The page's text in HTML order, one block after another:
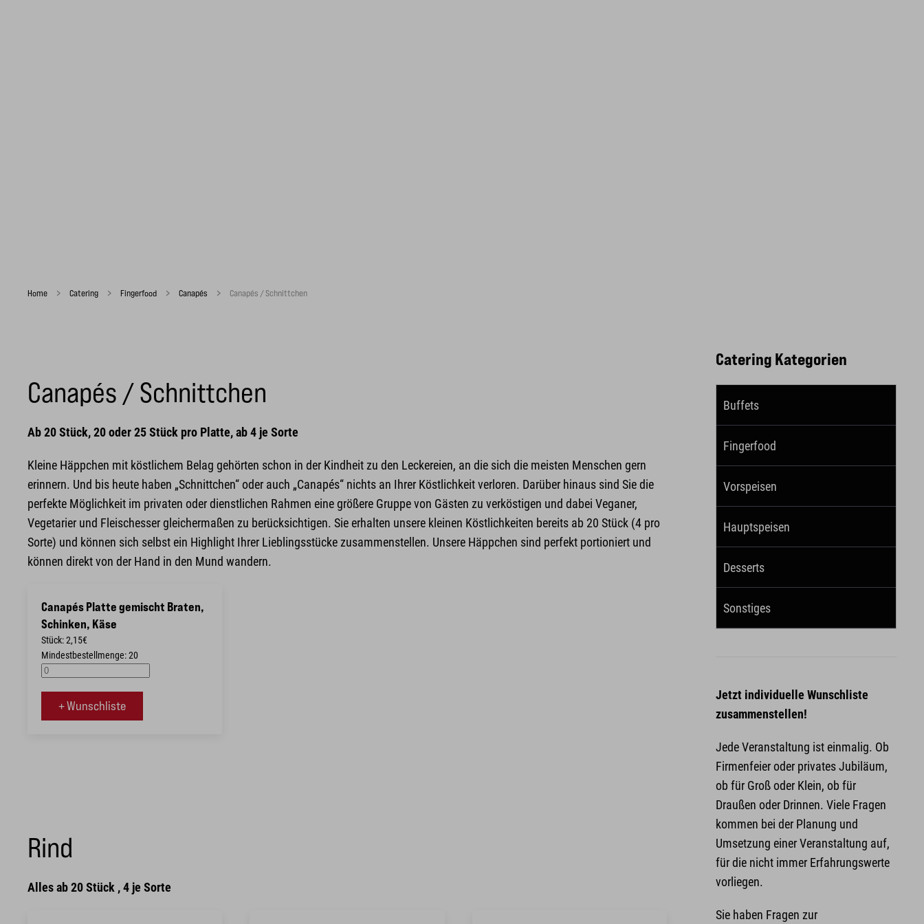
Home Catering Fingerfood Canapés Canapés / Schnittchen
Canapés / Schnittchen
Ab 20 Stück, 20 oder 25 Stück pro Platte, ab 4 je Sorte
Kleine Häppchen mit köstlichem Belag gehörten schon in der Kindheit zu den Leckereien, an die sich die meisten Menschen gern
erinnern. Und bis heute haben „Schnittchen“ oder auch „Canapés“ nichts an Ihrer Köstlichkeit verloren. Darüber hinaus sind Sie die
perfekte Möglichkeit im privaten oder dienstlichen Rahmen eine größere Gruppe von Gästen zu verköstigen und dabei Veganer,
Vegetarier und Fleischesser gleichermaßen zu berücksichtigen. Sie erhalten unsere kleinen Köstlichkeiten bereits ab 20 Stück (4 pro
Sorte) und können sich selbst ein Highlight Ihrer Lieblingsstücke zusammenstellen. Unsere Häppchen sind perfekt portioniert und
können direkt von der Hand in den Mund wandern.
Canapés Platte gemischt Braten,
Schinken, Käse
Stück: 2,15€
Mindestbestellmenge: 20
+ Wunschliste
Rind
Alles ab 20 Stück , 4 je Sorte
Catering Kategorien
Buffets
Fingerfood
Vorspeisen
Hauptspeisen
Desserts
Sonstiges
Jetzt individuelle Wunschliste
zusammenstellen!
Jede Veranstaltung ist einmalig. Ob
Firmenfeier oder privates Jubiläum,
ob für Groß oder Klein, ob für
Draußen oder Drinnen. Viele Fragen
kommen bei der Planung und
Umsetzung einer Veranstaltung auf,
für die nicht immer Erfahrungswerte
vorliegen.
Sie haben Fragen zur